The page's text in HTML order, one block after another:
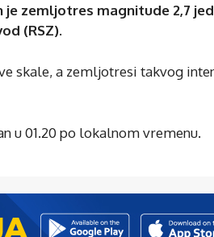
zemljotres magnitude 2,7
(RSZ).
skale, a zemljotresi takvog
u 01.20 po lokalnom vremenu.